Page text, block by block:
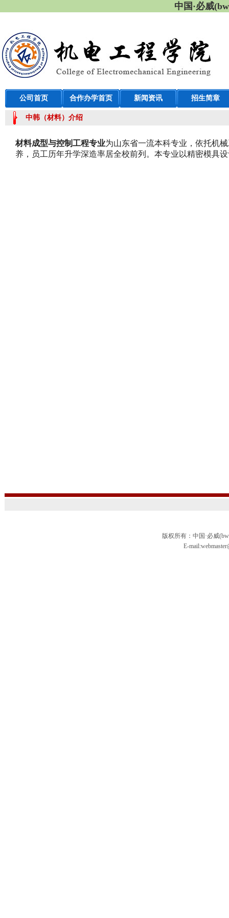
中国·必威
公司首页 合作办学首页 新闻资讯 招生简章
中韩（材料）介绍
材料成型与控制工程专业为山东省一流本科专业，依托机
养，员工历年升学深造率居全校前列。本专业以精密模具
版权所有：中国·必威
E-